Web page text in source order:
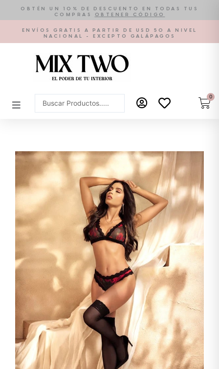
contenido
OBTÉN UN 10% DE DESCUENTO EN TODAS TUS
COMPRAS
OBTENER CÓDIGO
ENVÍOS GRATIS A PARTIR DE USD 50 A NIVEL
NACIONAL - EXCEPTO GALÁPAGOS
Search
...
0